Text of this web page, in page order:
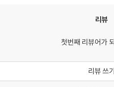
리뷰
첫번째 리뷰어가
리뷰 쓰기